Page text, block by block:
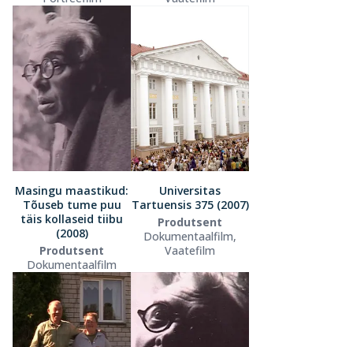
Masingu maastikud:
Tõuseb tume puu
täis kollaseid tiibu
(2008)
Produtsent
Dokumentaalfilm
Universitas
Tartuensis 375 (2007)
Produtsent
Dokumentaalfilm,
Vaatefilm